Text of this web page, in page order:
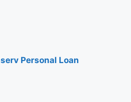
Personal Loan